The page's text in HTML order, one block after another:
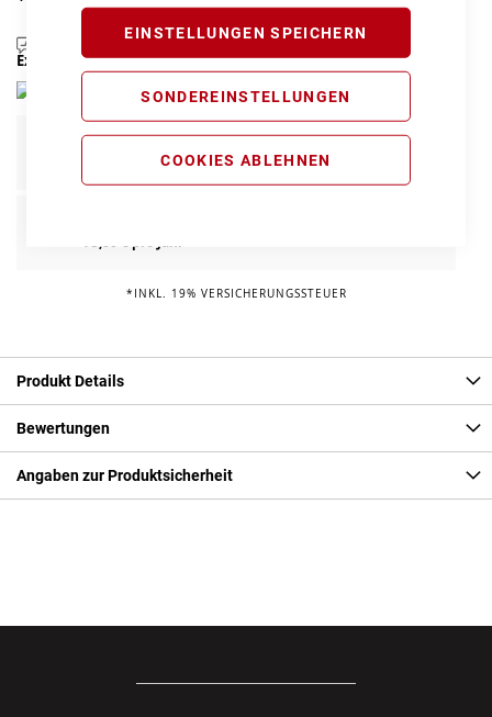
EINSTELLUNGEN SPEICHERN
SONDEREINSTELLUNGEN
COOKIES ABLEHNEN
Produktanfrage stellen
Extra Schutz? Jetzt Tarife entdecken!
Fahrrad Komplettschutz
99,00 € pro Jahr*
75,00 € pro Jahr*
*INKL. 19% VERSICHERUNGSSTEUER
Produkt Details
Bewertungen
Angaben zur Produktsicherheit